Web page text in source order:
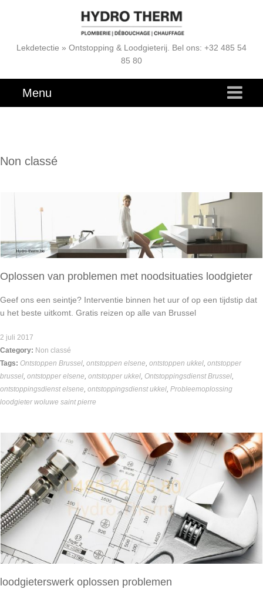
Lekdetectie » Ontstopping & Loodgieterij. Bel ons: +32 485 54
85 80
Menu
Non classé
Oplossen van problemen met noodsituaties loodgieter
Geef ons een seintje? Interventie binnen het uur of op een tijdstip dat
u het beste uitkomt. Gratis reizen op alle van Brussel
2 juli 2017
Category: Non classé
Tags: Ontstoppen Brussel ontstoppen elsene ontstoppen ukkel ontstopper
brussel ontstopper elsene ontstopper ukkel Ontstoppingsdienst Brussel
ontstoppingsdienst elsene ontstoppingsdienst ukkel Probleemoplossing
loodgieter woluwe saint pierre
loodgieterswerk oplossen problemen